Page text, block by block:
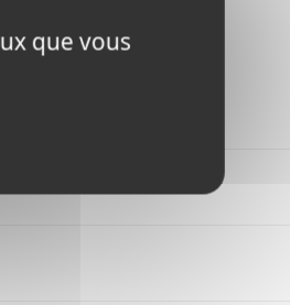
que vous